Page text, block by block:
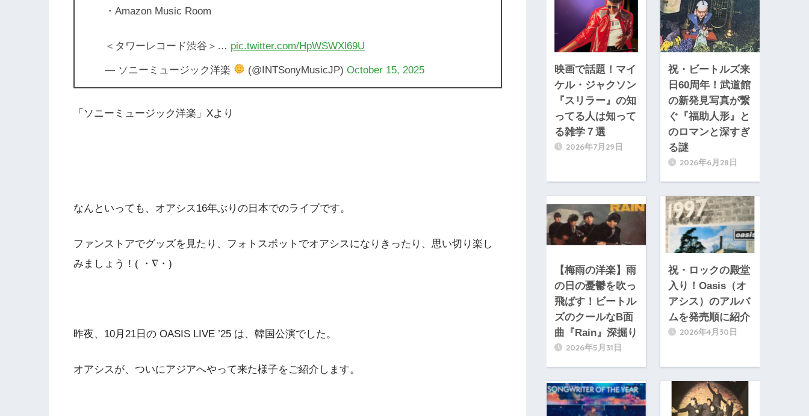
・Amazon Music Room
＜タワーレコード渋谷＞… pic.twitter.com/HpWSWXl69U
— ソニーミュージック洋楽 (@INTSonyMusicJP)October 15, 2025
「ソニーミュージック洋楽」Xより
なんといっても、オアシス16年ぶりの日本でのライブです。
ファンストアでグッズを見たり、フォトスポットでオアシスになりきったり、思い切り楽し
みましょう！( ・∇・)
昨夜、10月21日の OASIS LIVE ’25 は、韓国公演でした。
オアシスが、ついにアジアへやって来た様子をご紹介します。
映画で話題！マイ
ケル・ジャクソン
『スリラー』の知
ってる人は知って
る雑学７選
2026年7月29日
祝・ビートルズ来
日60周年！武道館
の新発見写真が繋
ぐ『福助人形』と
のロマンと深すぎ
る謎
2026年6月28日
【梅雨の洋楽】雨
の日の憂鬱を吹っ
飛ばす！ビートル
ズのクールなB面
曲『Rain』深掘り
2026年5月31日
祝・ロックの殿堂
入り！Oasis（オ
アシス）のアルバ
ムを発売順に紹介
2026年4月30日